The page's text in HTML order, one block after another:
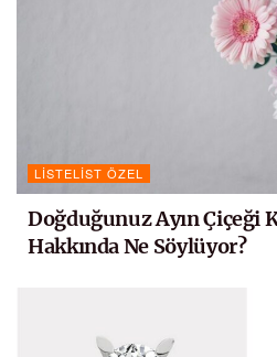
LISTELIST ÖZEL
Doğduğunuz Ayın Çiçeği
Hakkında Ne Söylüyor?